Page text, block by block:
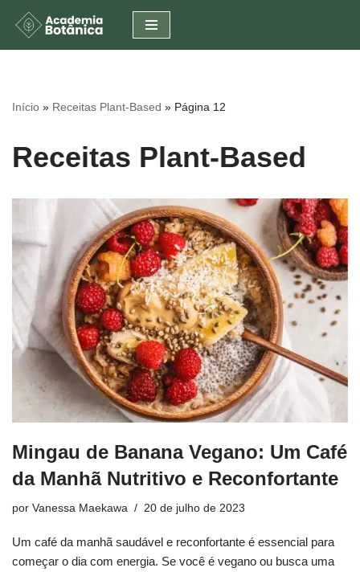
Pular
conteúdo
Início » Receitas Plant-Based » Página 12
Receitas Plant-Based
Mingau de Banana Vegano: Um Café
da Manhã Nutritivo e Reconfortante
por Vanessa Maekawa 20 de julho de 2023
Um café da manhã saudável e reconfortante é essencial para
começar o dia com energia. Se você é vegano ou busca uma